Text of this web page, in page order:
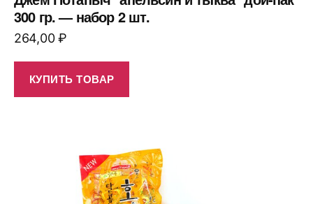
300 гр. — набор 2 шт.
264,00₽
КУПИТЬ ТОВАР